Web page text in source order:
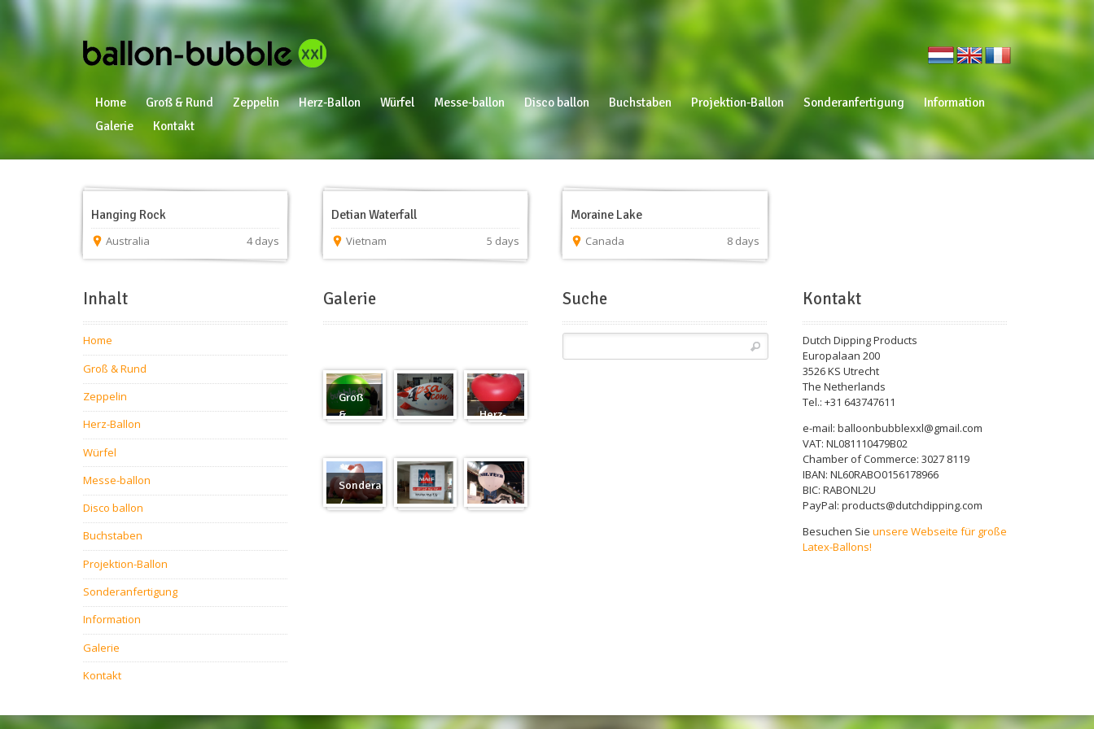
Home Groß & Rund Zeppelin Herz-Ballon Würfel Messe-ballon Disco ballon Buchstaben Projektion-Ballon Sonderanfertigung
Information
Galerie
Kontakt
Hanging Rock
Australia 4 days
Detian Waterfall
Vietnam 5 days
Moraine Lake
Canada 8 days
Inhalt
Home
Groß & Rund
Zeppelin
Herz-Ballon
Würfel
Messe-ballon
Disco ballon
Buchstaben
Projektion-Ballon
Sonderanfertigung
Information
Galerie
Kontakt
Galerie
Groß
&
Herz-
Sonderanfertigung
/
Suche Kontakt
Dutch Dipping Products
Europalaan 200
3526 KS Utrecht
The Netherlands
Tel.: +31 643747611
e-mail: balloonbubblexxl@gmail.com
VAT: NL081110479B02
Chamber of Commerce: 3027 8119
IBAN: NL60RABO0156178966
BIC: RABONL2U
PayPal: products@dutchdipping.com
Besuchen Sieunsere Webseite für große
Latex-Ballons!